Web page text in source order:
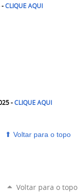
-CLIQUE AQUI
-CLIQUE AQUI
⬆ ‎Voltar para o topo
Voltar para o topo